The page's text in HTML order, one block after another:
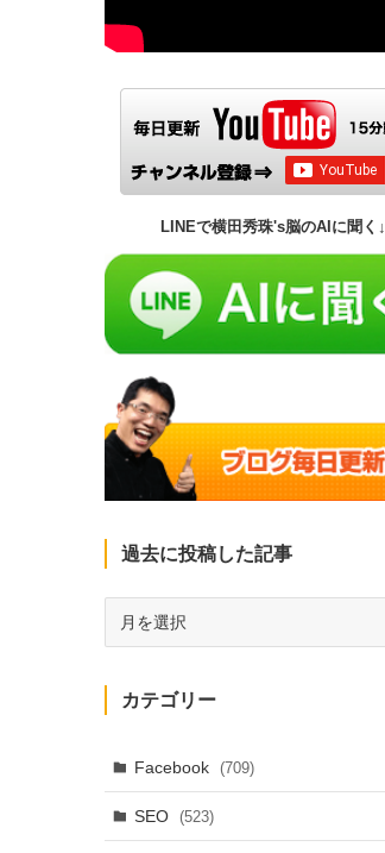
LINEで横田秀珠's脳のAIに聞く↓
過去に投稿した記事
投
稿
た
記
事
カテゴリー
Facebook (709)
SEO (523)